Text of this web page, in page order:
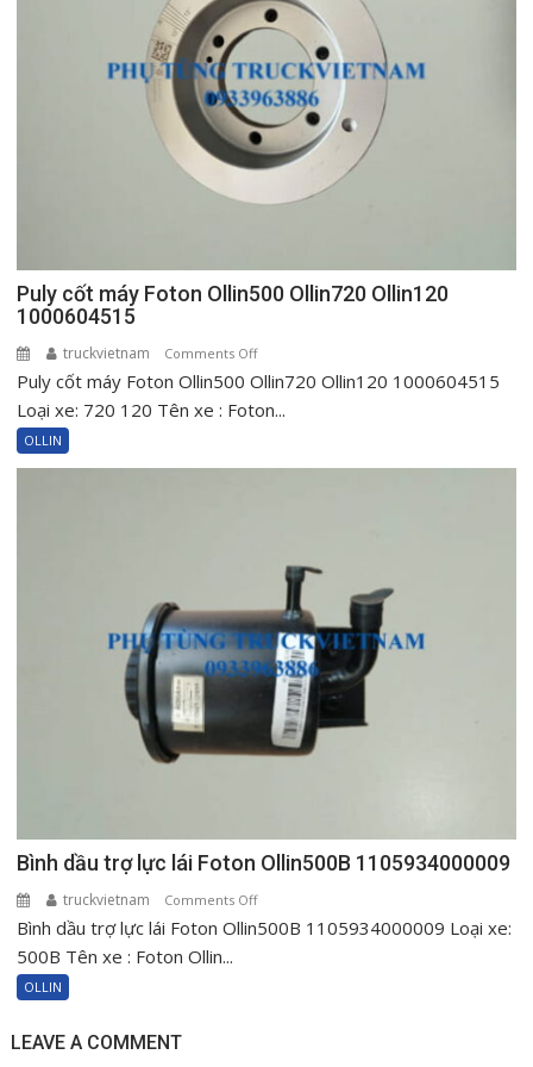
500
720
New
Ollin120
Puly cốt máy Foton Ollin500 Ollin720 Ollin120
1000604515
truckvietnam Comments Offon
Puly
cốt
Puly cốt máy Foton Ollin500 Ollin720 Ollin120 1000604515
Loại xe: 720 120 Tên xe : Foton...
OLLIN
Bình dầu trợ lực lái Foton Ollin500B 1105934000009
truckvietnam Comments Offon
Bình
Bình dầu trợ lực lái Foton Ollin500B 1105934000009 Loại xe:
500B Tên xe : Foton Ollin...
OLLIN
LEAVE A COMMENT